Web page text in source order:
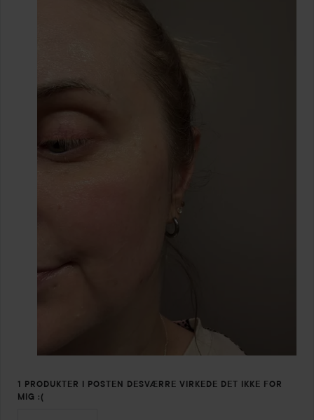
1 PRODUKTER I POSTEN DESVÆRRE VIRKEDE DET IKKE FOR
MIG :(